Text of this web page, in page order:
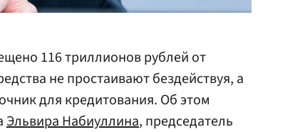
116 триллионов рублей от
не простаивают бездействуя, а
для кредитования. Об этом
Эльвира Набиуллина, председатель